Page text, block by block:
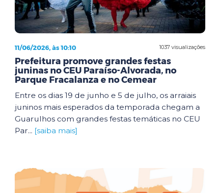
1037 visualizações
11/06/2026, às 10:10
Prefeitura promove grandes festas
juninas no CEU Paraíso-Alvorada, no
Parque Fracalanza e no Cemear
Entre os dias 19 de junho e 5 de julho, os arraiais
juninos mais esperados da temporada chegam a
Guarulhos com grandes festas temáticas no CEU
Par... [saiba mais]